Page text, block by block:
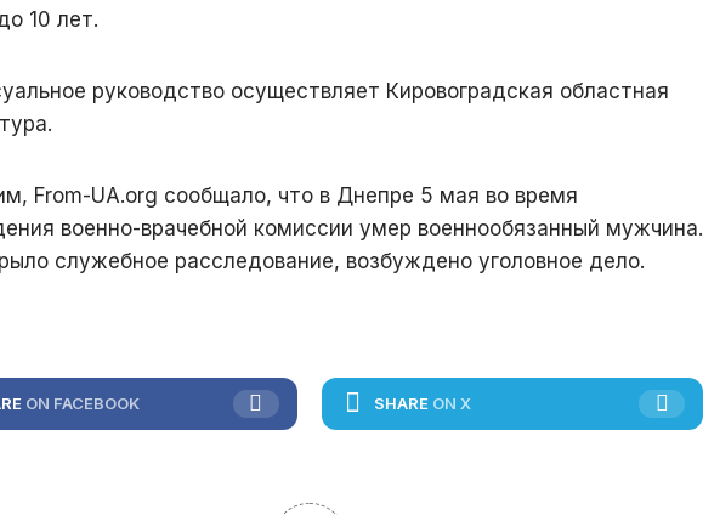
10 лет.
руководство осуществляет Кировоградская областная
From-UA.org сообщало, что в Днепре 5 мая во время
военно-врачебной комиссии умер военнообязанный мужчина.
служебное расследование, возбуждено уголовное дело.
ON FACEBOOK SHARE ON X